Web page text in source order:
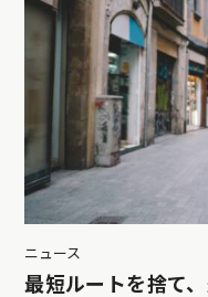
ニュース
最短ルートを捨て